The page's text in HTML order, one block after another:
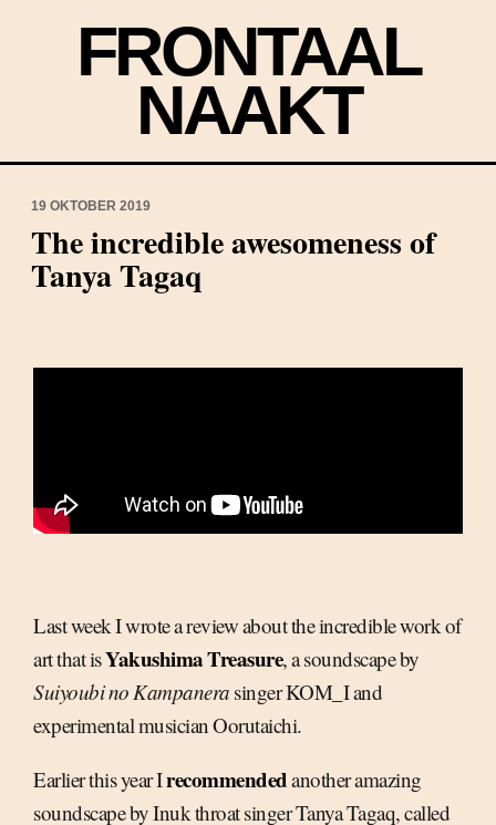
FRONTAAL
NAAKT
19 OKTOBER 2019
The incredible awesomeness of
Tanya Tagaq
Last week I wrote a review about the incredible work of
art that isYakushima Treasure, a soundscape by
Suiyoubi no Kampanera singer KOM_I and
experimental musician Oorutaichi.
Earlier this year Irecommendedanother amazing
soundscape by Inuk throat singer Tanya Tagaq, called